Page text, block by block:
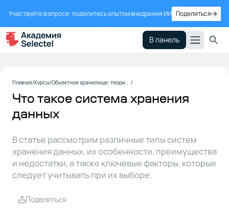
Участвуйте в опросе: поделитесь опытом внедрения ИИ Поделиться
В панель
1
нужны
системы
хранения
данных
2
Как
устроена
система
хранения
Главная Курсы Объектное хранилище: теория, практика, примеры использования
Что такое система хранения
данных
В статье рассмотрим различные типы систем
хранения данных, их особенности, преимущества
и недостатки, а также ключевые факторы, которые
следует учитывать при их выборе.
Поделиться